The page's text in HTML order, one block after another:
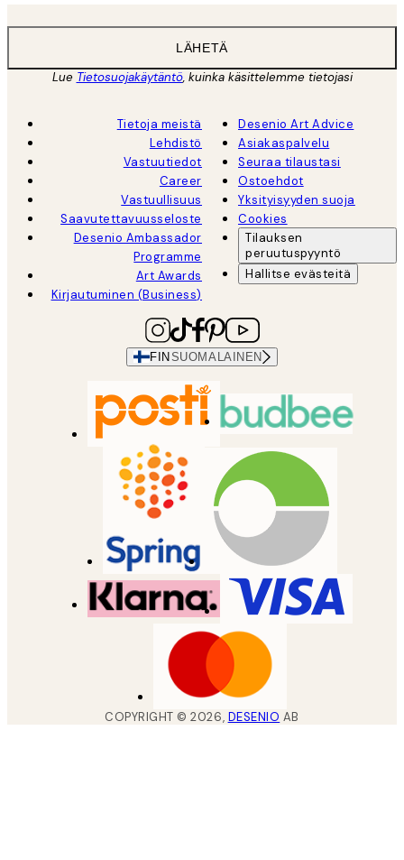
LÄHETÄ
Lue Tietosuojakäytäntö, kuinka käsittelemme tietojasi
Tietoja meistä
Lehdistö
Vastuutiedot
Career
Vastuullisuus
Saavutettavuusseloste
Desenio Ambassador
Programme
Art Awards
Kirjautuminen (Business)
Desenio Art Advice
Asiakaspalvelu
Seuraa tilaustasi
Ostoehdot
Yksityisyyden suoja
Cookies
Tilauksen
peruutuspyyntö
Hallitse evästeitä
FIN SUOMALAINEN
COPYRIGHT ©2026, DESENIO AB